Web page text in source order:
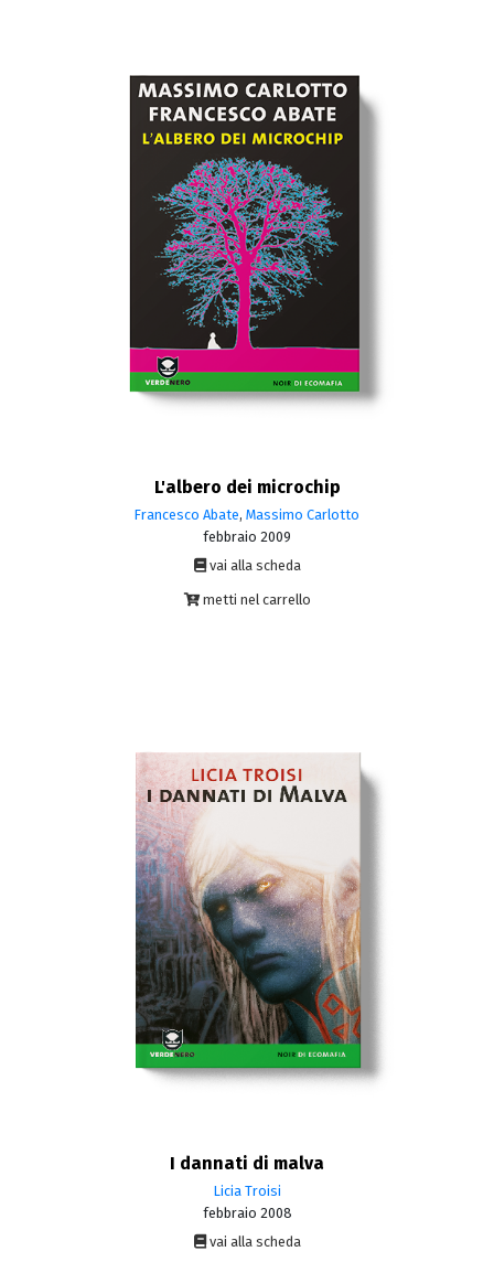
L'albero dei microchip
Francesco Abate, Massimo Carlotto
febbraio 2009
vai alla scheda
metti nel carrello
I dannati di malva
Licia Troisi
febbraio 2008
vai alla scheda